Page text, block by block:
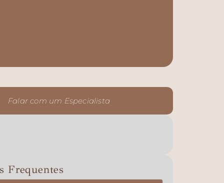
Falar com um Especialista
Frequentes